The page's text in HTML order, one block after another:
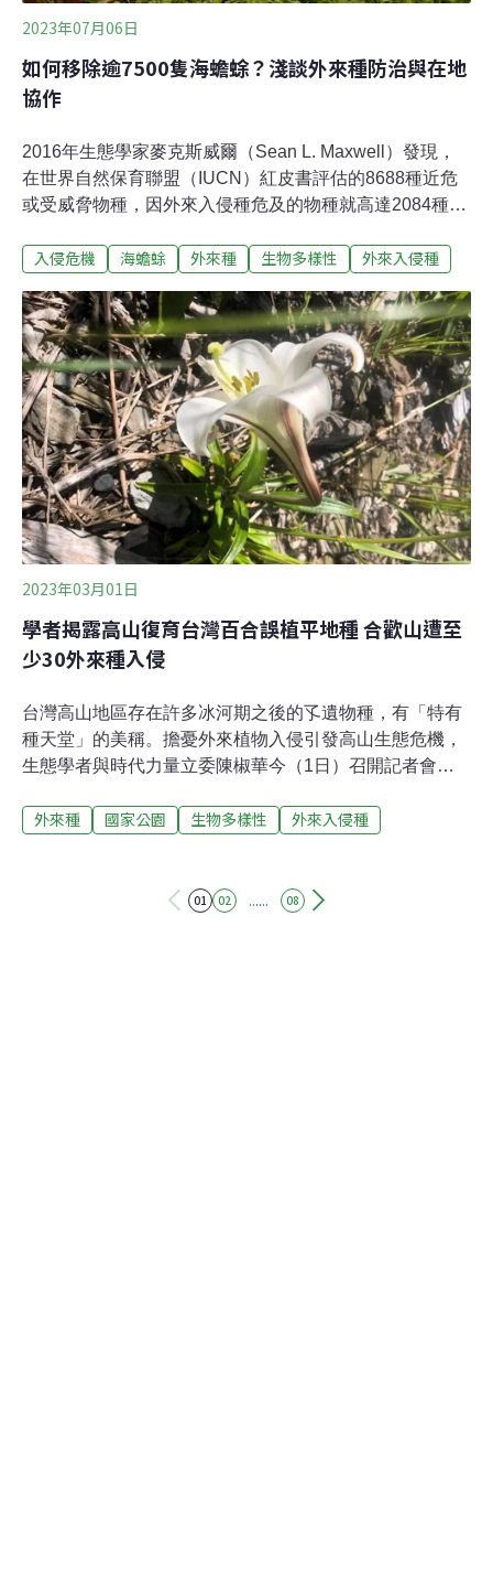
2023年07月06日
如何移除逾7500隻海蟾蜍？淺談外來種防治與在地
協作
2016年生態學家麥克斯威爾（Sean L. Maxwell）發現，
在世界自然保育聯盟（IUCN）紅皮書評估的8688種近危
或受威脅物種，因外來入侵種危及的物種就高達2084種。
負面影響大致可分為生態、經濟損失，及社會、健康與衛
種防治階段與步驟，剖析移除亮點，以期作為我國防治工
作參考。認識「外來入侵種」 生物多樣性下降主因隨著全
球化與國際貿易蓬勃發展，許多物種有心與無意的引入，
直接或間接地透過航、空運，傳播至本身無法自然到達的
新地點，成為外來種。若外來種在新環境建立族群，並對
環境造成有害影響，則稱外來入侵種（Invasive Alien
Species，IAS）。有「生物多樣性之父」之稱的美國生物
學家威爾森（E.O. Wilson）曾於《生物圈的未來》一書提
及，入侵種是生物多樣性下降的主因之
入侵危機 海蟾蜍 外來種 生物多樣性 外來入侵種
2023年03月01日
學者揭露高山復育台灣百合誤植平地種 合歡山遭至
少30外來種入侵
台灣高山地區存在許多冰河期之後的孓遺物種，有「特有
種天堂」的美稱。擔憂外來植物入侵引發高山生態危機，
生態學者與時代力量立委陳椒華今（1日）召開記者會，
育工作也被揭露未採用當地原生種，而是直接移植平地海
約佔地球上30萬種開花植物的1.2%，其中更有1/4屬於特
外來種 國家公園 生物多樣性 外來入侵種
01 02 ...... 08